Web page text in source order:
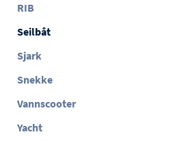
RIB
Seilbåt
Sjark
Snekke
Vannscooter
Yacht